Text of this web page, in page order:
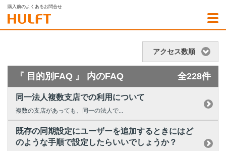
購入前のよくあるお問合せ
アクセス数順
『 目的別FAQ 』 内のFAQ 全228件
同一法人複数支店での利用について
複数の支店があっても、同一の法人で...
既存の同期設定にユーザーを追加するときにはど
のような手順で設定したらいいでしょうか？